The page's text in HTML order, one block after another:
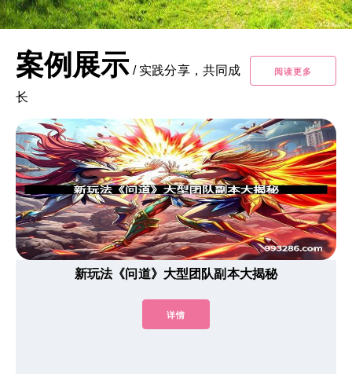
案例展示 / 实践分享，共同成
长
阅读更多
新玩法《问道》大型团队副本大揭秘
详情